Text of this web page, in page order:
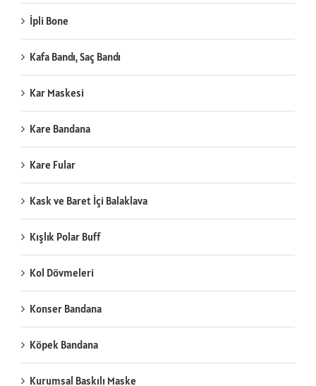
İpli Bone
Kafa Bandı, Saç Bandı
Kar Maskesi
Kare Bandana
Kare Fular
Kask ve Baret İçi Balaklava
Kışlık Polar Buff
Kol Dövmeleri
Konser Bandana
Köpek Bandana
Kurumsal Baskılı Maske